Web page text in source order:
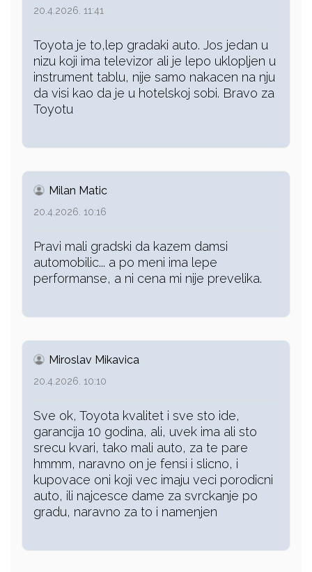
20.4.2026. 11:41
Toyota je to,lep gradaki auto. Jos jedan u
nizu koji ima televizor ali je lepo uklopljen u
instrument tablu, nije samo nakacen na nju
da visi kao da je u hotelskoj sobi. Bravo za
Toyotu
Milan Matic
20.4.2026. 10:16
Pravi mali gradski da kazem damsi
automobilic... a po meni ima lepe
performanse, a ni cena mi nije prevelika.
Miroslav Mikavica
20.4.2026. 10:10
Sve ok, Toyota kvalitet i sve sto ide,
garancija 10 godina, ali, uvek ima ali sto
srecu kvari, tako mali auto, za te pare
hmmm, naravno on je fensi i slicno, i
kupovace oni koji vec imaju veci porodicni
auto, ili najcesce dame za svrckanje po
gradu, naravno za to i namenjen